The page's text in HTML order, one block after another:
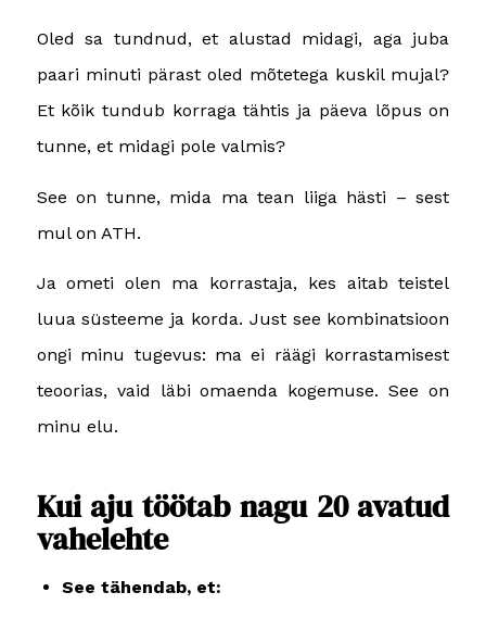
Oled sa tundnud, et alustad midagi, aga juba
paari minuti pärast oled mõtetega kuskil mujal?
Et kõik tundub korraga tähtis ja päeva lõpus on
tunne, et midagi pole valmis?
See on tunne, mida ma tean liiga hästi – sest
mul on ATH.
Ja ometi olen ma korrastaja, kes aitab teistel
luua süsteeme ja korda. Just see kombinatsioon
ongi minu tugevus: ma ei räägi korrastamisest
teoorias, vaid läbi omaenda kogemuse. See on
minu elu.
Kui aju töötab nagu 20 avatud
vahelehte
See tähendab, et: